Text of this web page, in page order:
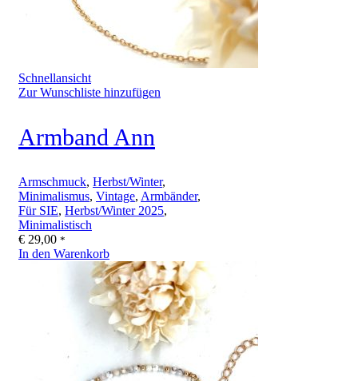
Schnellansicht
Zur Wunschliste hinzufügen
Armband Ann
Armschmuck, Herbst/Winter,
Minimalismus, Vintage, Armbänder,
Für SIE, Herbst/Winter 2025,
Minimalistisch
€ 29,00 *
In den Warenkorb